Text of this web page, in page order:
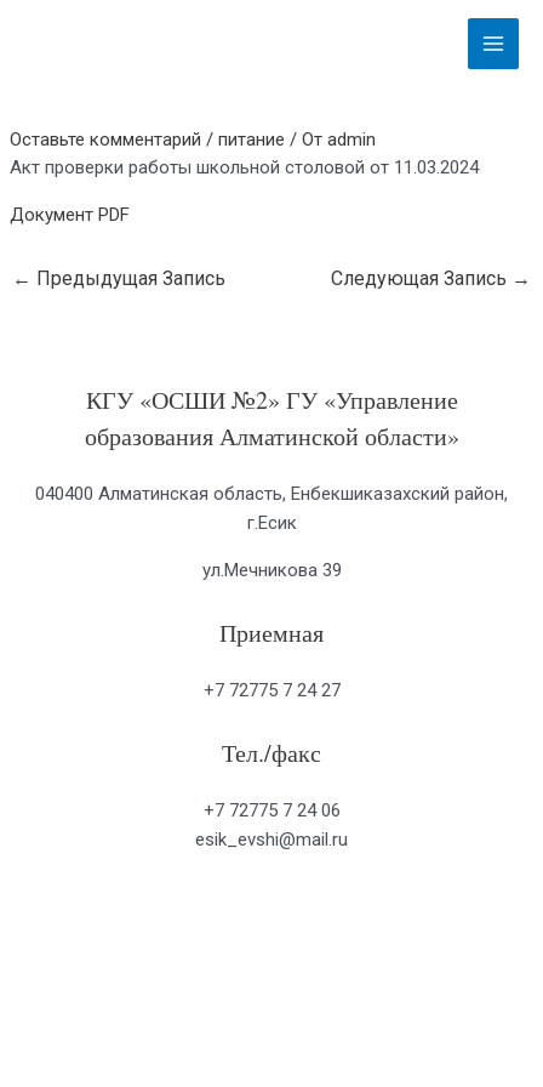
Main
Menu
Оставьте комментарий /питание / Отadmin
Акт проверки работы школьной столовой от 11.03.2024
Документ PDF
← Предыдущая Запись Следующая Запись →
КГУ «ОСШИ №2» ГУ «Управление
образования Алматинской области»
040400 Алматинская область, Енбекшиказахский район,
г.Есик
ул.Мечникова 39
Приемная
+7 72775 7 24 27
Тел./факс
+7 72775 7 24 06
esik_evshi@mail.ru